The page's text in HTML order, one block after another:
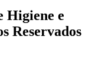
Higiene e
Reservados